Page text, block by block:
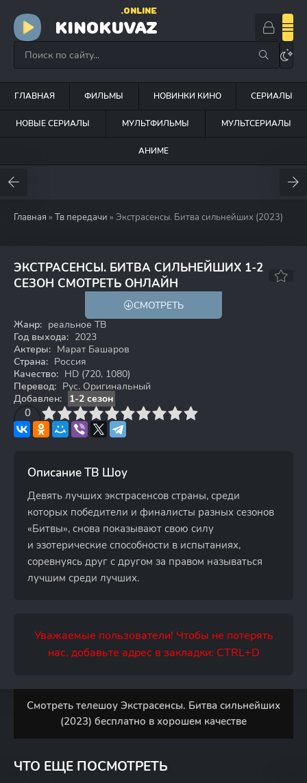
KINOKUVAZ
.ONLINE
ГЛАВНАЯ ФИЛЬМЫ НОВИНКИ КИНО СЕРИАЛЫ
НОВЫЕ СЕРИАЛЫ МУЛЬТФИЛЬМЫ МУЛЬТСЕРИАЛЫ
АНИМЕ
Главная » Тв передачи » Экстрасенсы. Битва сильнейших (2023)
ЭКСТРАСЕНСЫ. БИТВА СИЛЬНЕЙШИХ 1-2
СЕЗОН СМОТРЕТЬ ОНЛАЙН
7.0
СМОТРЕТЬ
Жанр: реальное ТВ
Год выхода: 2023
Актеры: Марат Башаров
Страна: Россия
Качество: HD (720, 1080)
Перевод: Рус. Оригинальный
Добавлен:
1-2 сезон
0
4 6 7 8 9 10
Описание ТВ Шоу
Девять лучших экстрасенсов страны, среди
которых победители и финалисты разных сезонов
«Битвы», снова показывают свою силу
и эзотерические способности в испытаниях,
соревнуясь друг с другом за правом называться
лучшим среди лучших.
Уважаемые пользователи! Чтобы не потерять
нас, добавьте адрес в закладки: CTRL+D
Смотреть телешоу Экстрасенсы. Битва сильнейших
(2023) бесплатно в хорошем качестве
ЧТО ЕЩЕ ПОСМОТРЕТЬ